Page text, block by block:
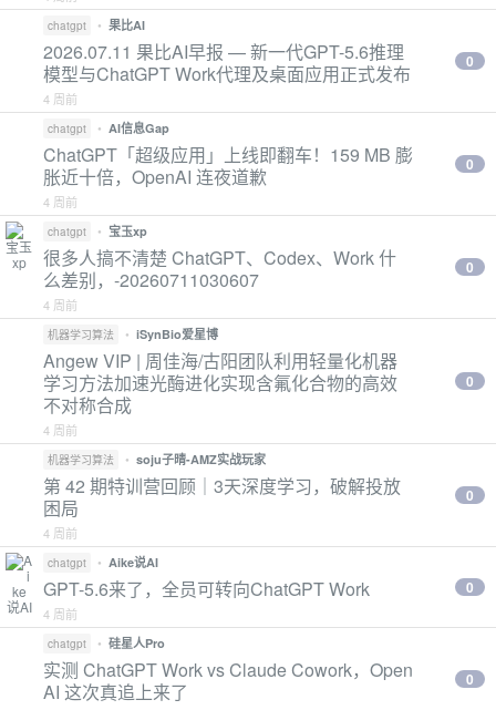
chatgpt • 果比AI
2026.07.11 果比AI早报 — 新一代GPT-5.6推理
模型与ChatGPT Work代理及桌面应用正式发布
4 周前
0
chatgpt • AI信息Gap
ChatGPT「超级应用」上线即翻车！159 MB 膨
胀近十倍，OpenAI 连夜道歉
4 周前
0
chatgpt • 宝玉xp
很多人搞不清楚 ChatGPT、Codex、Work 什
么差别，-20260711030607
4 周前
0
机器学习算法 • iSynBio爱星博
Angew VIP | 周佳海/古阳团队利用轻量化机器
学习方法加速光酶进化实现含氟化合物的高效
不对称合成
4 周前
0
机器学习算法 • soju子晴-AMZ实战玩家
第 42 期特训营回顾｜3天深度学习，破解投放
困局
4 周前
0
chatgpt • Aike说AI
GPT-5.6来了，全员可转向ChatGPT Work
4 周前
0
chatgpt • 硅星人Pro
实测 ChatGPT Work vs Claude Cowork，Open
AI 这次真追上来了
0